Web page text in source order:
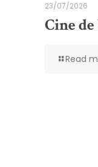
23/07/2026
Cine
Read